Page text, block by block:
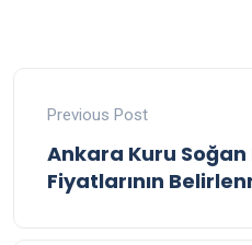
Previous Post
Ankara Kuru Soğan
Fiyatlarının